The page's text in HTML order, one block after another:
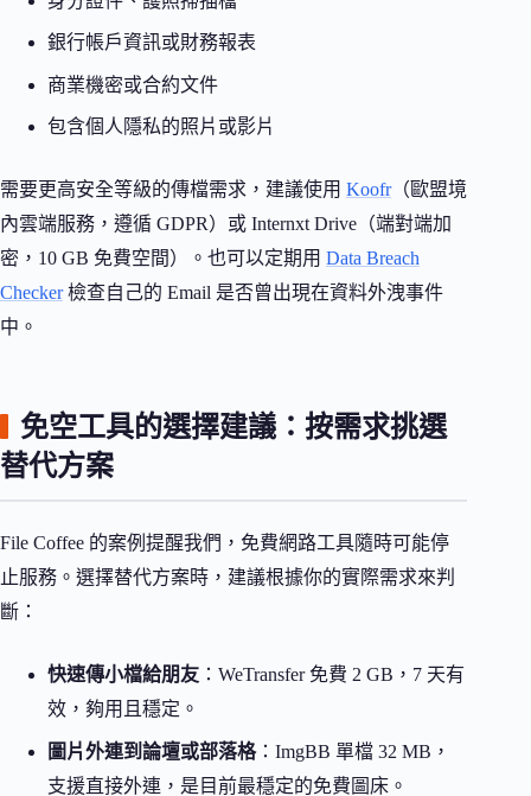
銀行帳戶資訊或財務報表
商業機密或合約文件
包含個人隱私的照片或影片
需要更高安全等級的傳檔需求，建議使用 Koofr（歐盟境
內雲端服務，遵循 GDPR）或 Internxt Drive（端對端加
密，10 GB 免費空間）。也可以定期用 Data Breach
Checker檢查自己的 Email 是否曾出現在資料外洩事件
中。
免空工具的選擇建議：按需求挑選
替代方案
File Coffee 的案例提醒我們，免費網路工具隨時可能停
止服務。選擇替代方案時，建議根據你的實際需求來判
斷：
快速傳小檔給朋友 ：WeTransfer 免費 2 GB，7 天有
效，夠用且穩定。
圖片外連到論壇或部落格：ImgBB 單檔 32 MB，
支援直接外連，是目前最穩定的免費圖床。